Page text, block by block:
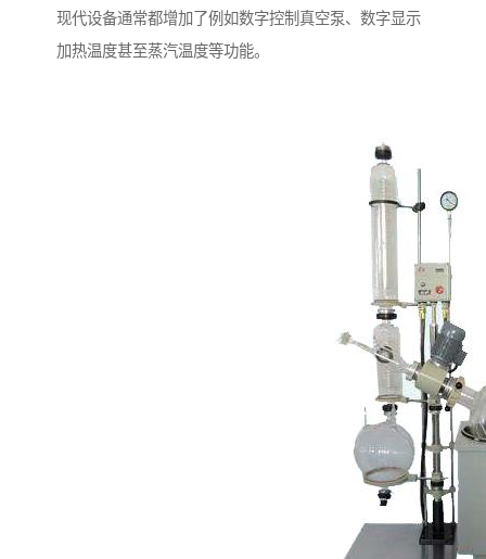
现代设备通常都增加了例如数字控制真空泵、数字显示
加热温度甚至蒸汽温度等功能。